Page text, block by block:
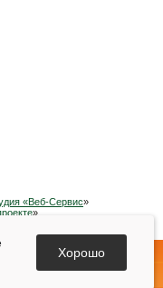
«Веб-Сервис»
»
Хорошо